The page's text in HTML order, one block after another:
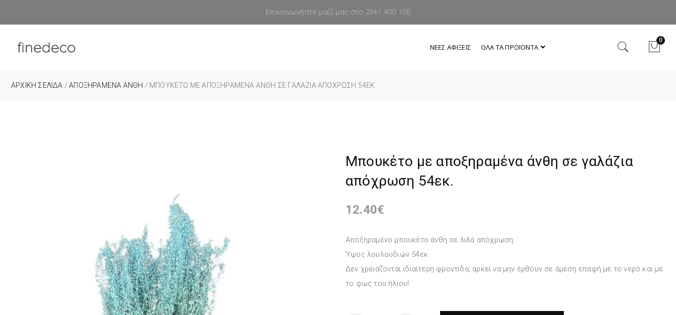
Επικοινωνήστε μαζί μας στο 2341 400 105
ΟΛΑ ΤΑ ΠΡΟΙΟΝΤΑ
ΝΕΕΣ ΑΦΙΞΕΙΣ
0
ΑΡΧΙΚΉ ΣΕΛΊΔΑ /ΑΠΟΞΗΡΑΜΕΝΑ ΑΝΘΗ / ΜΠΟΥΚΈΤΟ ΜΕ ΑΠΟΞΗΡΑΜΈΝΑ ΆΝΘΗ ΣΕ ΓΑΛΆΖΙΑ ΑΠΌΧΡΩΣΗ 54ΕΚ.
Μπουκέτο με αποξηραμένα άνθη σε γαλάζια
απόχρωση 54εκ.
12.40€
Αποξηραμένo μπουκέτο άνθη σε λιλά απόχρωση
Ύψος λουλουδιών 54εκ
Δεν χρειάζονται ιδιαίτερη φροντίδα, αρκεί να μην έρθουν σε άμεση επαφή με το νερό και με
το φως του ήλιου!